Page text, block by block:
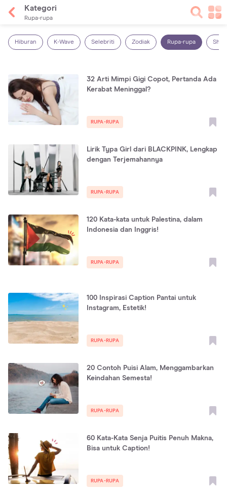
Kategori
Rupa-rupa
Hiburan K-Wave Selebriti Zodiak Rupa-rupa
32 Arti Mimpi Gigi Copot, Pertanda Ada
Kerabat Meninggal?
RUPA-RUPA
Lirik Typa Girl dari BLACKPINK, Lengkap
dengan Terjemahannya
RUPA-RUPA
120 Kata-kata untuk Palestina, dalam
Indonesia dan Inggris!
RUPA-RUPA
100 Inspirasi Caption Pantai untuk
Instagram, Estetik!
RUPA-RUPA
20 Contoh Puisi Alam, Menggambarkan
Keindahan Semesta!
RUPA-RUPA
60 Kata-Kata Senja Puitis Penuh Makna,
Bisa untuk Caption!
RUPA-RUPA